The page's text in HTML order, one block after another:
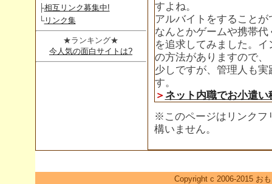
すよね。
アルバイトをすること
なんとかゲームや携帯
を追求してみました。
の方法がありますので、
少しですが、管理人も
す。
＞ ネット内職でお小遣い
※このページはリンクフ
構いません。
├相互リンク募集中!
└リンク集
★ランキング★
今人気の面白サイトは?
Copyright c 2006-2015 お